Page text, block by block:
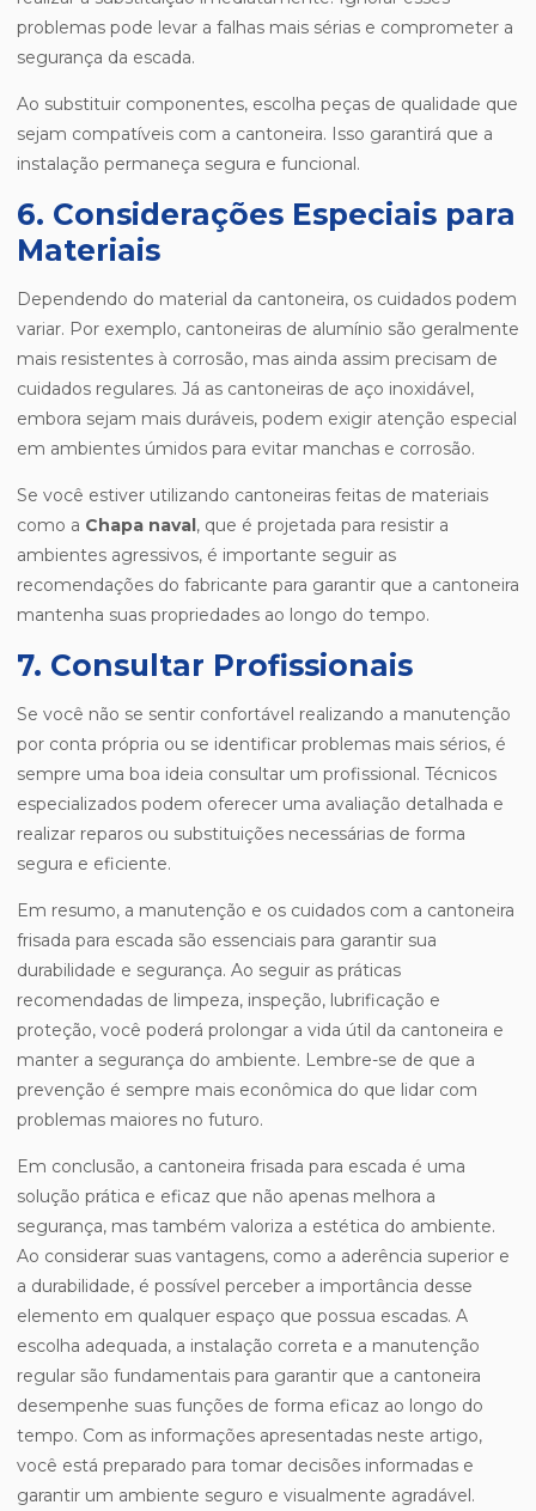
problemas pode levar a falhas mais sérias e comprometer a
segurança da escada.
Ao substituir componentes, escolha peças de qualidade que
sejam compatíveis com a cantoneira. Isso garantirá que a
instalação permaneça segura e funcional.
6. Considerações Especiais para
Materiais
Dependendo do material da cantoneira, os cuidados podem
variar. Por exemplo, cantoneiras de alumínio são geralmente
mais resistentes à corrosão, mas ainda assim precisam de
cuidados regulares. Já as cantoneiras de aço inoxidável,
embora sejam mais duráveis, podem exigir atenção especial
em ambientes úmidos para evitar manchas e corrosão.
Se você estiver utilizando cantoneiras feitas de materiais
como a Chapa naval, que é projetada para resistir a
ambientes agressivos, é importante seguir as
recomendações do fabricante para garantir que a cantoneira
mantenha suas propriedades ao longo do tempo.
7. Consultar Profissionais
Se você não se sentir confortável realizando a manutenção
por conta própria ou se identificar problemas mais sérios, é
sempre uma boa ideia consultar um profissional. Técnicos
especializados podem oferecer uma avaliação detalhada e
realizar reparos ou substituições necessárias de forma
segura e eficiente.
Em resumo, a manutenção e os cuidados com a cantoneira
frisada para escada são essenciais para garantir sua
durabilidade e segurança. Ao seguir as práticas
recomendadas de limpeza, inspeção, lubrificação e
proteção, você poderá prolongar a vida útil da cantoneira e
manter a segurança do ambiente. Lembre-se de que a
prevenção é sempre mais econômica do que lidar com
problemas maiores no futuro.
Em conclusão, a cantoneira frisada para escada é uma
solução prática e eficaz que não apenas melhora a
segurança, mas também valoriza a estética do ambiente.
Ao considerar suas vantagens, como a aderência superior e
a durabilidade, é possível perceber a importância desse
elemento em qualquer espaço que possua escadas. A
escolha adequada, a instalação correta e a manutenção
regular são fundamentais para garantir que a cantoneira
desempenhe suas funções de forma eficaz ao longo do
tempo. Com as informações apresentadas neste artigo,
você está preparado para tomar decisões informadas e
garantir um ambiente seguro e visualmente agradável.